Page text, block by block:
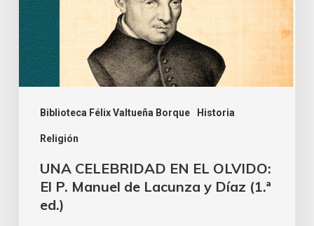
Biblioteca Félix Valtueña Borque Historia
Religión
UNA CELEBRIDAD EN EL OLVIDO:
El P. Manuel de Lacunza y Díaz (1.ª
ed.)